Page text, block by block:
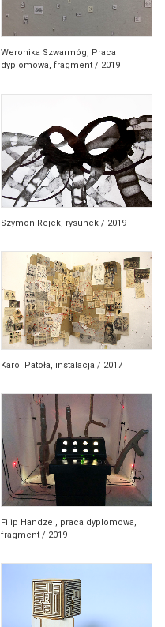
Weronika Szwarmóg, Praca
dyplomowa, fragment / 2019
Szymon Rejek, rysunek / 2019
Karol Patoła, instalacja / 2017
Filip Handzel, praca dyplomowa,
fragment / 2019